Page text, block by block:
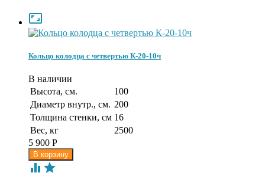

Кольцо колодца с четвертью К-20-10ч
В наличии
Высота, см.
100
Диаметр внутр., см. 200
Толщина стенки, см 16
Вес, кг
2500
5 900 Р
 